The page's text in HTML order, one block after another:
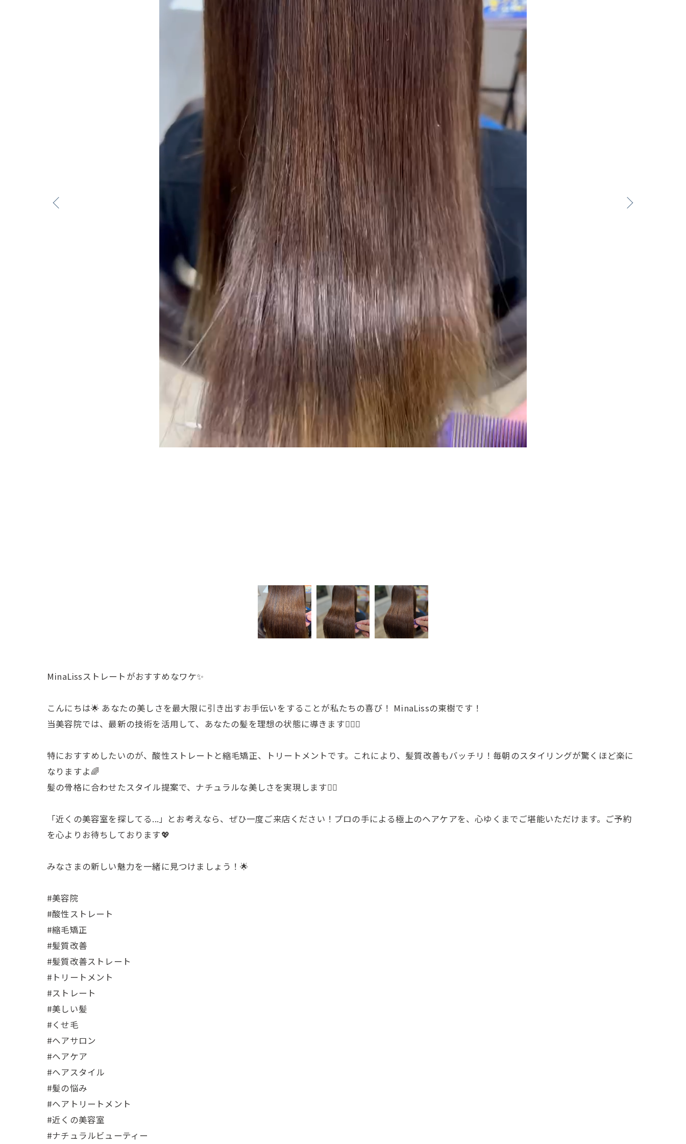
MinaLissストレートがおすすめなワケ✨
こんにちは🌟 あなたの美しさを最大限に引き出すお手伝いをすることが私たちの喜び！ MinaLissの東樹です！
当美容院では、最新の技術を活用して、あなたの髪を理想の状態に導きます💇‍♀️✨
特におすすめしたいのが、酸性ストレートと縮毛矯正、トリートメントです。これにより、髪質改善もバッチリ！毎朝のスタイリングが驚くほど楽に
なりますよ🌈
髪の骨格に合わせたスタイル提案で、ナチュラルな美しさを実現します💁‍♂️
「近くの美容室を探してる...」とお考えなら、ぜひ一度ご来店ください！プロの手による極上のヘアケアを、心ゆくまでご堪能いただけます。ご予約
を心よりお待ちしております💖
みなさまの新しい魅力を一緒に見つけましょう！🌟
#美容院
#酸性ストレート
#縮毛矯正
#髪質改善
#髪質改善ストレート
#トリートメント
#ストレート
#美しい髪
#くせ毛
#ヘアサロン
#ヘアケア
#ヘアスタイル
#髪の悩み
#ヘアトリートメント
#近くの美容室
#ナチュラルビューティー
ご予約はこちら
ご予約はこちら